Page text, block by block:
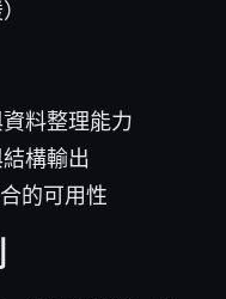
料整理能力
構輸出
的可用性